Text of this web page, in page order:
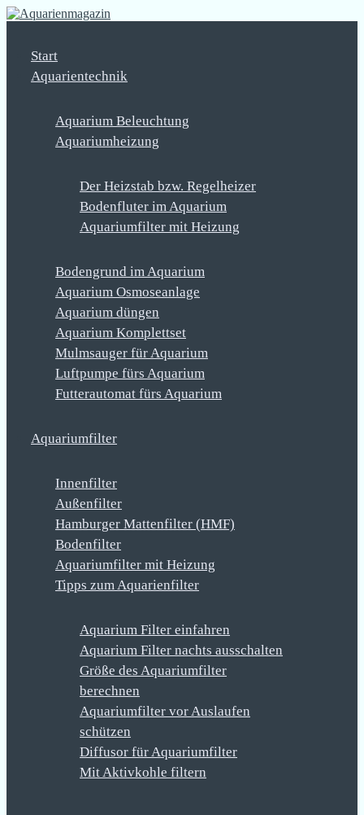
Start
Aquarientechnik
Aquarium Beleuchtung
Aquariumheizung
Der Heizstab bzw. Regelheizer
Bodenfluter im Aquarium
Aquariumfilter mit Heizung
Bodengrund im Aquarium
Aquarium Osmoseanlage
Aquarium düngen
Aquarium Komplettset
Mulmsauger für Aquarium
Luftpumpe fürs Aquarium
Futterautomat fürs Aquarium
Aquariumfilter
Innenfilter
Außenfilter
Hamburger Mattenfilter (HMF)
Bodenfilter
Aquariumfilter mit Heizung
Tipps zum Aquarienfilter
Aquarium Filter einfahren
Aquarium Filter nachts ausschalten
Größe des Aquariumfilter
berechnen
Aquariumfilter vor Auslaufen
schützen
Diffusor für Aquariumfilter
Mit Aktivkohle filtern